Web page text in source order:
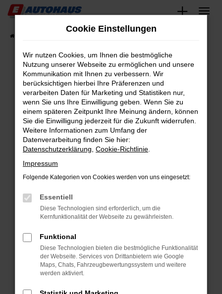
Zum
springen
Fahrzeugsuche
Fehler: Network Error
Beim Laden ist ein Fehler aufgetreten.
Hier sind ein paar Tipps, die dir helfen können:
Überprüfe deine Firewall und deine
Internetverbindung.
Laden andere Webseiten, zum Beispiel deine
Suchmaschine?
Prüfe deine Browsererweiterungen.
können das Laden bestimmter Seiten
verhindern. Funktioniert die Seite in einem
anderen Browser oder in einem privaten
Starte dein Gerät neu.
Das kann manchmal helfen, vorübergehende
Probleme zu beheben.
Cookie Einstellungen
Wir nutzen Cookies, um Ihnen die bestmögliche
Nutzung unserer Webseite zu ermöglichen und unsere
Kommunikation mit Ihnen zu verbessern. Wir
berücksichtigen hierbei Ihre Präferenzen und
verarbeiten Daten für Marketing und Statistiken nur,
wenn Sie uns Ihre Einwilligung geben. Wenn Sie zu
einem späteren Zeitpunkt Ihre Meinung ändern, können
Sie die Einwilligung jederzeit für die Zukunft widerrufen.
Weitere Informationen zum Umfang der
Datenverarbeitung finden Sie hier:
Datenschutzerklärung Cookie-Richtlinie
Impressum
Folgende Kategorien von Cookies werden von uns eingesetzt:
Essentiell
Diese Technologien sind erforderlich, um die
Kernfunktionalität der Webseite zu gewährleisten.
Funktional
Diese Technologien bieten die bestmögliche Funktionalität
der Webseite. Services von Drittanbietern wie Google
Maps, Chats, Fahrzeugbewertungssystem und weitere
werden aktiviert.